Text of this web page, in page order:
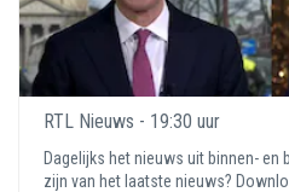
RTL Nieuws - 19:30 uur
Dagelijks het nieuws uit binnen-
zijn van het laatste nieuws?